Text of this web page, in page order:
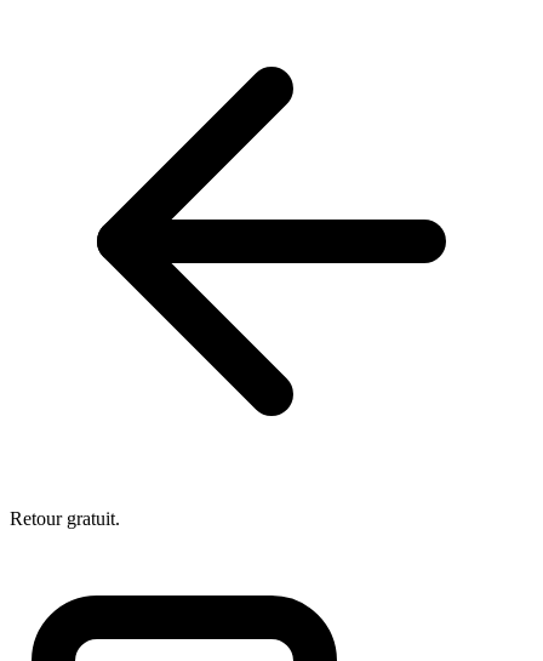
Retour gratuit.